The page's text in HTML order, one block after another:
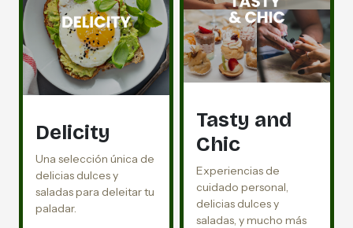
Delicity
Una selección única de
delicias dulces y
saladas para deleitar tu
paladar.
Tasty and
Chic
Experiencias de
cuidado personal,
delicias dulces y
saladas, y mucho más